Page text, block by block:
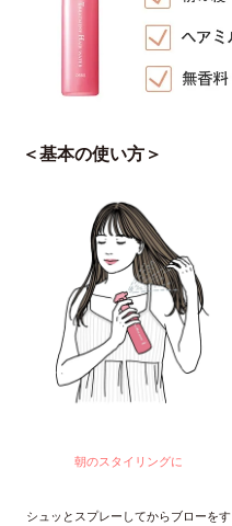
＜基本の使い方＞
朝のスタイリングに
シュッとスプレーしてからブローをす